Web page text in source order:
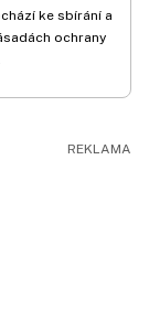
ke sbírání a
ochrany